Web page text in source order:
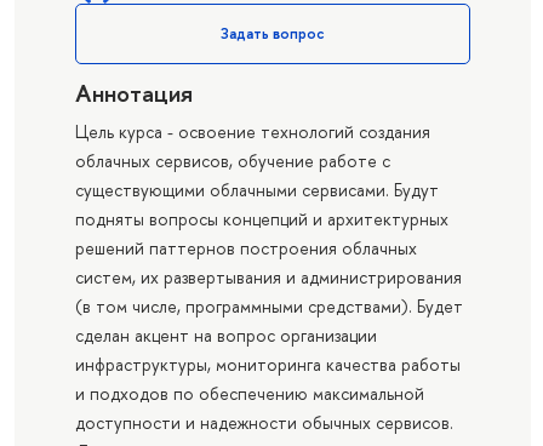
Задать вопрос
Аннотация
Цель курса - освоение технологий создания
облачных сервисов, обучение работе с
существующими облачными сервисами. Будут
подняты вопросы концепций и архитектурных
решений паттернов построения облачных
систем, их развертывания и администрирования
(в том числе, программными средствами). Будет
сделан акцент на вопрос организации
инфраструктуры, мониторинга качества работы
и подходов по обеспечению максимальной
доступности и надежности обычных сервисов.